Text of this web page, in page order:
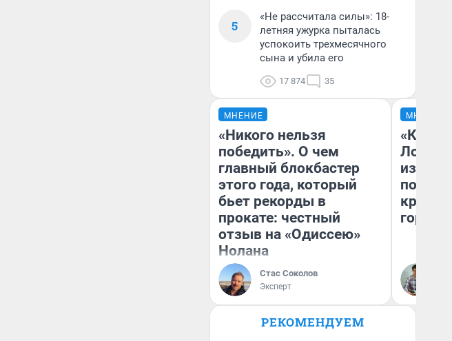
5
«Не рассчитала силы»: 18-
летняя ужурка пыталась
успокоить трехмесячного
сына и убила его
17 874 35
МНЕНИЕ
«Никого нельзя
победить». О чем
главный блокбастер
этого года, который
бьет рекорды в
прокате: честный
отзыв на «Одиссею»
Нолана
Стас Соколов
Эксперт
МНЕНИЕ
«Как
из
круче
города
РЕКОМЕНДУЕМ